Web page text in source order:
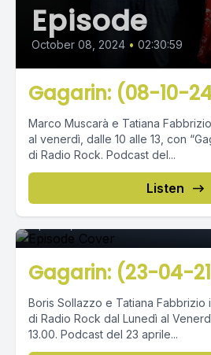
Episode
October 08, 2024 • 02:30:59
Gagarin: (08-10-
Marco Muscarà e Tatiana
al venerdì, dalle 10 alle 13, con
di Radio Rock. Podcast del...
Listen
Episode 0
Gagarin: (23-04-
Boris Sollazzo e Tatiana Fabbrizio
di Radio Rock dal Lunedì al
13.00. Podcast del 23 aprile...